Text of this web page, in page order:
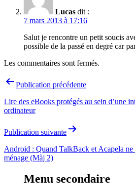
Lucas dit :
7 mars 2013 à 17:16
Salut je rencontre un petit soucis
possible de la passé en degré car
Les commentaires sont fermés.
Navigation
l’article
Publication précédente
Lire des eBooks protégés au sein d’une
ordinateur
Publication suivante
Android : Quand TalkBack et Acapela
ménage (Màj 2)
Menu secondaire